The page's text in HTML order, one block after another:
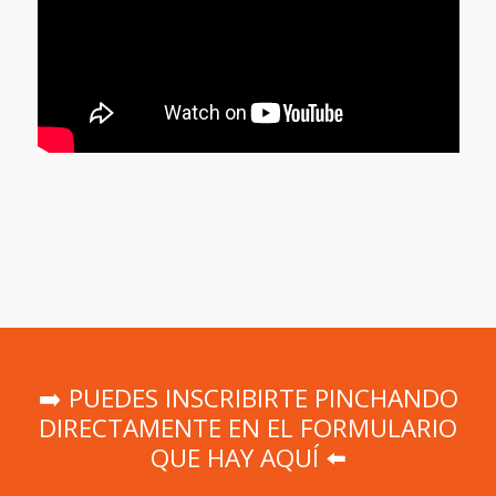
➡️ PUEDES INSCRIBIRTE PINCHANDO
DIRECTAMENTE EN EL FORMULARIO
QUE HAY AQUÍ ⬅️